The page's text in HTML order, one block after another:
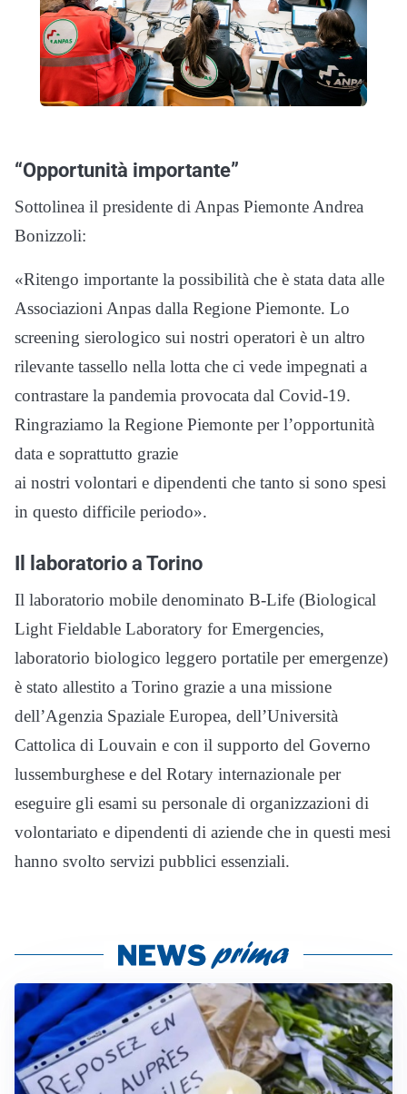
“Opportunità importante”
Sottolinea il presidente di Anpas Piemonte Andrea
Bonizzoli:
«Ritengo importante la possibilità che è stata data alle
Associazioni Anpas dalla Regione Piemonte. Lo
screening sierologico sui nostri operatori è un altro
rilevante tassello nella lotta che ci vede impegnati a
contrastare la pandemia provocata dal Covid-19.
Ringraziamo la Regione Piemonte per l’opportunità
data e soprattutto grazie
ai nostri volontari e dipendenti che tanto si sono spesi
in questo difficile periodo».
Il laboratorio a Torino
Il laboratorio mobile denominato B-Life (Biological
Light Fieldable Laboratory for Emergencies,
laboratorio biologico leggero portatile per emergenze)
è stato allestito a Torino grazie a una missione
dell’Agenzia Spaziale Europea, dell’Università
Cattolica di Louvain e con il supporto del Governo
lussemburghese e del Rotary internazionale per
eseguire gli esami su personale di organizzazioni di
volontariato e dipendenti di aziende che in questi mesi
hanno svolto servizi pubblici essenziali.